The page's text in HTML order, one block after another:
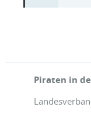
Piraten in